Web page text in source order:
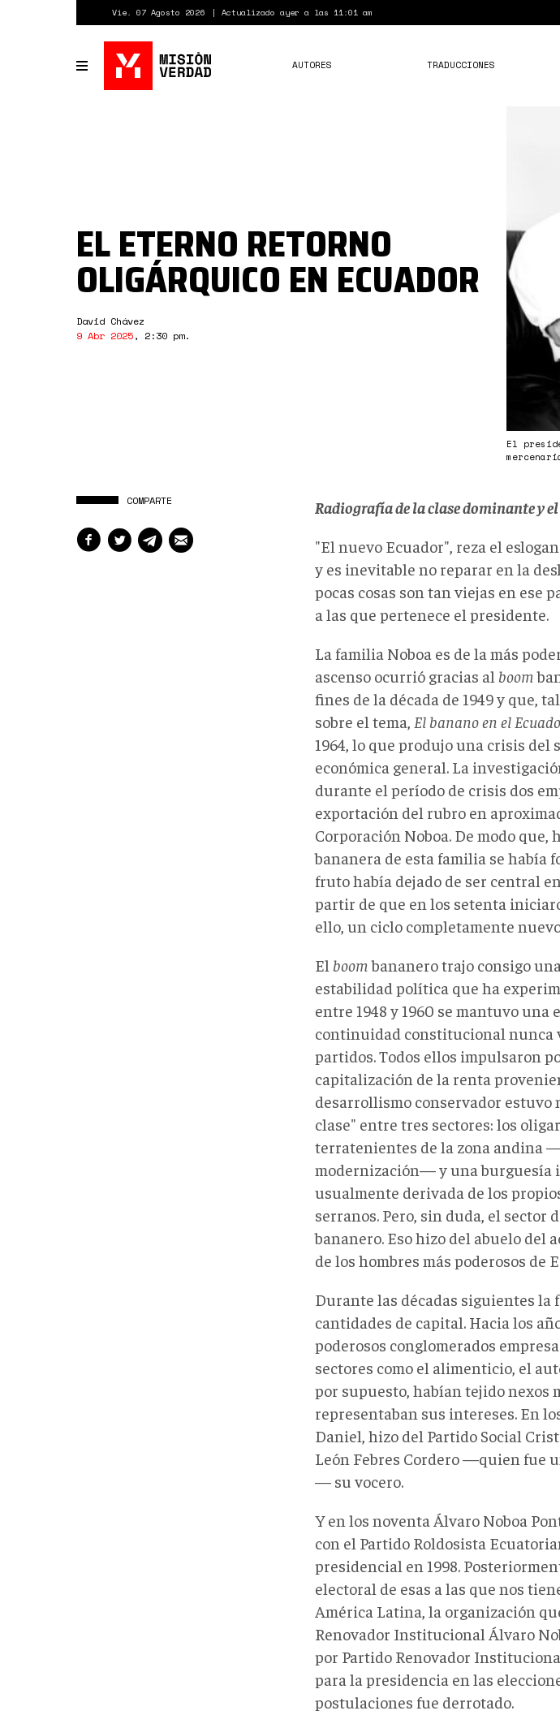
Vie. 07 Agosto 2026 Actualizado ayer a las 11:01 am
Toggle
navigation
AUTORES TRADUCCIONES
El
EL ETERNO RETORNO
OLIGÁRQUICO EN ECUADOR
David Chávez
9 Abr 2025, 2:30 pm.
COMPARTE
Radiografía de la clase dominante y
"El nuevo Ecuador", reza el
y es inevitable no reparar en la
pocas cosas son tan viejas en ese
a las que pertenece el presidente.
La familia Noboa es de la más
ascenso ocurrió gracias al boom
fines de la década de 1949 y que,
sobre el tema, El banano en el
1964, lo que produjo una crisis
económica general. La
durante el período de crisis dos
exportación del rubro en
Corporación Noboa. De modo que,
bananera de esta familia se había
fruto había dejado de ser central
partir de que en los setenta
ello, un ciclo completamente
El boom bananero trajo consigo
estabilidad política que ha
entre 1948 y 1960 se mantuvo
continuidad constitucional nunca
partidos. Todos ellos impulsaron
capitalización de la renta
desarrollismo conservador estuvo
clase" entre tres sectores: los
terratenientes de la zona andina
modernización— y una burguesía
usualmente derivada de los
serranos. Pero, sin duda, el
bananero. Eso hizo del abuelo del
de los hombres más poderosos de
Durante las décadas siguientes
cantidades de capital. Hacia los
poderosos conglomerados
sectores como el alimenticio, el
por supuesto, habían tejido nexos
representaban sus intereses. En
Daniel, hizo del Partido Social
León Febres Cordero —quien fue
— su vocero.
Y en los noventa Álvaro Noboa
con el Partido Roldosista
presidencial en 1998.
electoral de esas a las que nos
América Latina, la organización
Renovador Institucional Álvaro
por Partido Renovador
para la presidencia en las
postulaciones fue derrotado.